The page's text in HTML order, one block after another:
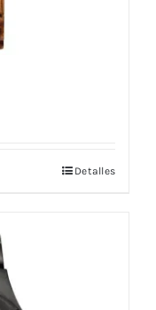
Detalles